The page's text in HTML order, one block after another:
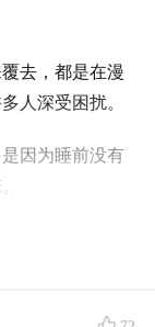
去，都是在漫
人深受困扰。
因为睡前没有
你疲惫与焦虑
焦虑的时候，